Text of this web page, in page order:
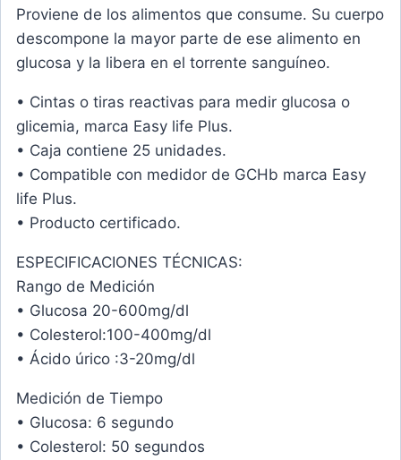
Proviene de los alimentos que consume. Su cuerpo
descompone la mayor parte de ese alimento en
glucosa y la libera en el torrente sanguíneo.
• Cintas o tiras reactivas para medir glucosa o
glicemia, marca Easy life Plus.
• Caja contiene 25 unidades.
• Compatible con medidor de GCHb marca Easy
life Plus.
• Producto certificado.
ESPECIFICACIONES TÉCNICAS:
Rango de Medición
• Glucosa 20-600mg/dl
• Colesterol:100-400mg/dl
• Ácido úrico :3-20mg/dl
Medición de Tiempo
• Glucosa: 6 segundo
• Colesterol: 50 segundos